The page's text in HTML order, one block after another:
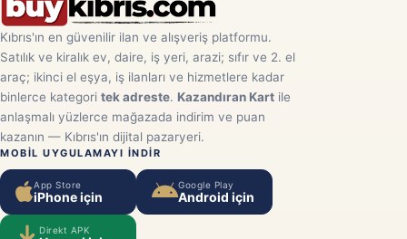
Kıbrıs'ın en güvenilir ilan ve alışveriş platformu.
Satılık ve kiralık ev, daire, iş yeri, arazi; sıfır ve 2. el
araç; ikinci el eşya, iş ilanları ve hizmetlere kadar
binlerce kategori tek adreste. Kazandıran Kart ile
anlaşmalı yüzlerce mağazada indirim ve puan
kazanın — Kıbrıs'ın dijital pazaryeri.
MOBIL UYGULAMAYI INDIR
App Store
iPhone için
Google Play
Android için
Direkt APK